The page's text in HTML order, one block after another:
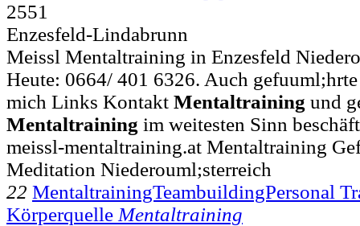
2551
Enzesfeld-Lindabrunn
Meissl Mentaltraining in Enzesfeld
Heute: 0664/ 401 6326. Auch
mich Links Kontakt Mentaltraining und
Mentaltraining im weitesten Sinn
meissl-mentaltraining.at Mentaltraining
Meditation Niederouml;sterreich
22 MentaltrainingTeambuildingPersonal
Körperquelle Mentaltraining